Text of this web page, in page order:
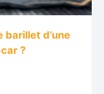
barillet d’une
?